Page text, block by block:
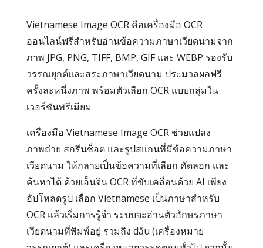
Vietnamese Image OCR คือเครื่องมือ OCR
ออนไลน์ฟรีสำหรับอ่านข้อความภาษาเวียดนามจาก
ภาพ JPG, PNG, TIFF, BMP, GIF และ WEBP รองรับ
วรรณยุกต์และสระภาษาเวียดนาม ประมวลผลฟรี
ครั้งละหนึ่งภาพ พร้อมตัวเลือก OCR แบบกลุ่มใน
เวอร์ชันพรีเมียม
เครื่องมือ Vietnamese Image OCR ช่วยแปลง
ภาพถ่าย สกรีนช็อต และรูปสแกนที่มีข้อความภาษา
เวียดนาม ให้กลายเป็นข้อความที่เลือก คัดลอก และ
ค้นหาได้ ด้วยเอ็นจิน OCR ที่ขับเคลื่อนด้วย AI เพียง
อัปโหลดรูป เลือก Vietnamese เป็นภาษาสำหรับ
OCR แล้วเริ่มการรู้จำ ระบบจะอ่านตัวอักษรภาษา
เวียดนามที่พิมพ์อยู่ รวมถึง dấu (เครื่องหมาย